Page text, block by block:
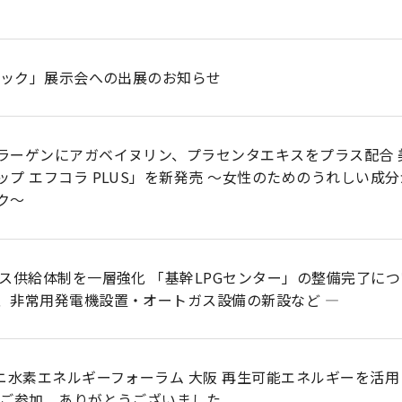
ク」展示会への出展のお知らせ
ーゲンにアガベイヌリン、プラセンタエキスをプラス配合
プ エフコラ PLUS」を新発売 ～女性のためのうれしい成
～
供給体制を一層強化 「基幹LPGセンター」の整備完了に
非常用発電機設置・オートガス設備の新設など ―
水素エネルギーフォーラム 大阪 再生可能エネルギーを活